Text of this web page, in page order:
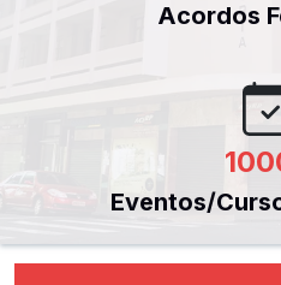
Acordos
Eventos/